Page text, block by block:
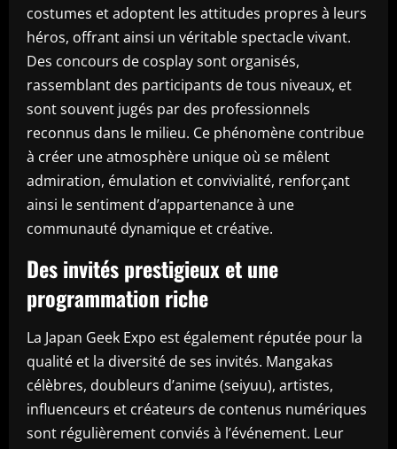
costumes et adoptent les attitudes propres à leurs
héros, offrant ainsi un véritable spectacle vivant.
Des concours de cosplay sont organisés,
rassemblant des participants de tous niveaux, et
sont souvent jugés par des professionnels
reconnus dans le milieu. Ce phénomène contribue
à créer une atmosphère unique où se mêlent
admiration, émulation et convivialité, renforçant
ainsi le sentiment d’appartenance à une
communauté dynamique et créative.
Des invités prestigieux et une
programmation riche
La Japan Geek Expo est également réputée pour la
qualité et la diversité de ses invités. Mangakas
célèbres, doubleurs d’anime (seiyuu), artistes,
influenceurs et créateurs de contenus numériques
sont régulièrement conviés à l’événement. Leur